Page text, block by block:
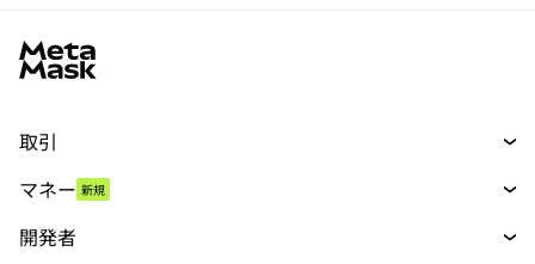
取引
パーペチュアル
マネー 新規
開発者